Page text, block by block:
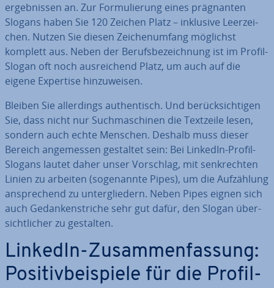
ergeb­nis­sen an. Zur For­mu­lie­rung eines prä­gnan­ten
Slogans haben Sie 120 Zeichen Platz – inklusive Leer­zei­
chen. Nutzen Sie diesen Zei­chen­um­fang möglichst
komplett aus. Neben der Be­rufs­be­zeich­nung ist im Profil-
Slogan oft noch aus­rei­chend Platz, um auch auf die
eigene Expertise hin­zu­wei­sen.
Bleiben Sie al­ler­dings au­then­tisch. Und be­rück­sich­ti­gen
Sie, dass nicht nur Such­ma­schi­nen die Textzeile lesen,
sondern auch echte Menschen. Deshalb muss dieser
Bereich an­ge­mes­sen gestaltet sein: Bei LinkedIn-Profil-
Slogans lautet daher unser Vorschlag, mit senk­rech­ten
Linien zu arbeiten (so­ge­nann­te Pipes), um die Auf­zäh­lung
an­spre­chend zu un­ter­glie­dern. Neben Pipes eignen sich
auch Ge­dan­ken­stri­che sehr gut dafür, den Slogan über­
sicht­li­cher zu gestalten.
LinkedIn-Zu­sam­men­fas­sung:
Po­si­tiv­bei­spie­le für die Pro­fil­